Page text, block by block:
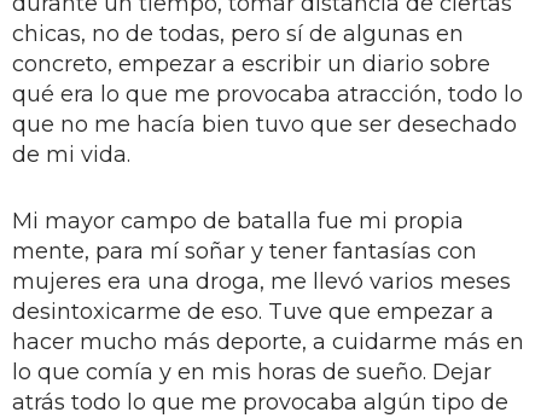
chicas, no de todas, pero sí de algunas en
concreto, empezar a escribir un diario sobre
qué era lo que me provocaba atracción, todo lo
que no me hacía bien tuvo que ser desechado
de mi vida.
Mi mayor campo de batalla fue mi propia
mente, para mí soñar y tener fantasías con
mujeres era una droga, me llevó varios meses
desintoxicarme de eso. Tuve que empezar a
hacer mucho más deporte, a cuidarme más en
lo que comía y en mis horas de sueño. Dejar
atrás todo lo que me provocaba algún tipo de